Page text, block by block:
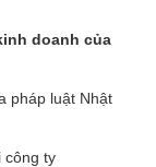
doanh của
pháp luật Nhật
ty